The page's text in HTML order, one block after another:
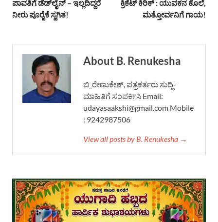
ಪಾವತಿಗೆ ಡೆಡ್‌ಲೈನ್ – ಇಲ್ಲದಿದ್ದರೆ
ನೀರು ಪೂರೈಕೆ ಸ್ಥಗಿತ!
ಕ್ರಿಕೆಟ್ ಕಿರಿಕ್ : ಯುವಕನ ಕೊಲೆ,
ಮತ್ತೋರ್ವನಿಗೆ ಗಾಯ!
About B. Renukesha
ಬಿ_ರೇಣುಕೇಶ್, ಪತ್ರಕರ್ತರು ಸುದ್ದಿ-
ಮಾಹಿತಿಗೆ ಸಂಪರ್ಕಿಸಿ Email:
udayasaakshi@gmail.com Mobile
: 9242987506
View all posts by B. Renukesha →